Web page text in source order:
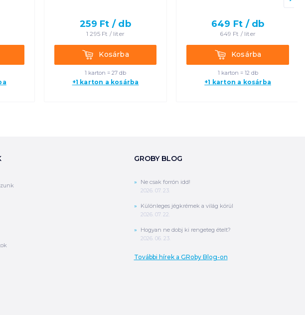
259 Ft / db
1 295Ft / liter
KosárbaKosárba
1 karton = 27 db
+1 karton a kosárba
649 Ft / db
649 Ft / liter
KosárbaKosárba
1 karton = 12 db
+1 karton a kosárba
GROBY BLOG
Ne csak forrón idd!
2026. 07. 23.
Különleges jégkrémek a világ körül
2026. 07. 22.
Hogyan ne dobj ki rengeteg ételt?
2026. 06. 23.
További hírek a GRoby Blog-on